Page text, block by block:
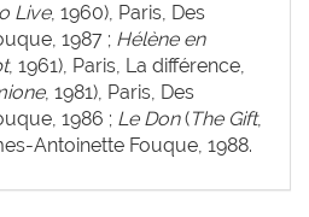
Live, 1960), Paris, Des
1987 ; Hélène en
, 1961), Paris, La différence,
, 1981), Paris, Des
1986 ; Le Don(The Gift,
Antoinette Fouque, 1988.